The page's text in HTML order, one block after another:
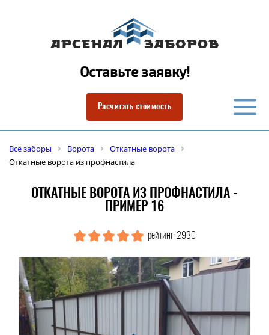
Оставьте заявку!
Расчитать стоимость
Все заборы Ворота
Откатные ворота
Откатные ворота из профнастила
ОТКАТНЫЕ ВОРОТА ИЗ ПРОФНАСТИЛА -
ПРИМЕР 16
рейтинг: 2930